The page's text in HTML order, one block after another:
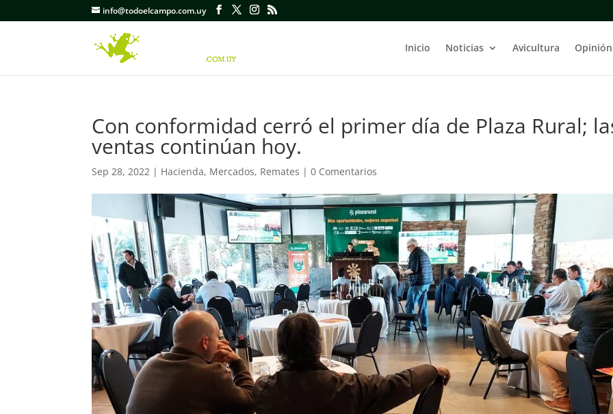
info@todoelcampo.com.uy
Inicio Noticias Avicultura Opinión
Con conformidad cerró el primer día de Plaza Rural;
ventas continúan hoy.
Sep 28, 2022 | Hacienda, Mercados, Remates |0 Comentarios